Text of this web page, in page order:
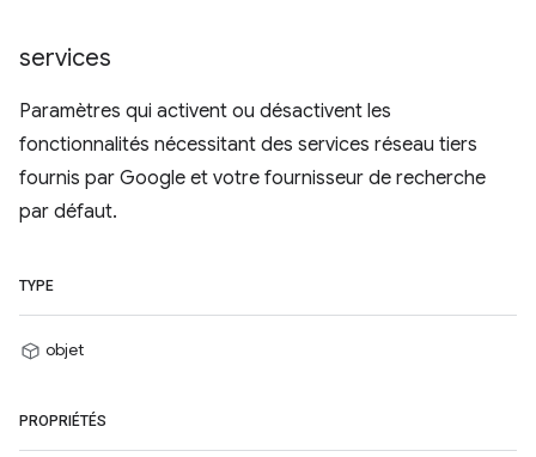
services
Paramètres qui activent ou désactivent les
fonctionnalités nécessitant des services réseau tiers
fournis par Google et votre fournisseur de recherche
par défaut.
TYPE
objet
PROPRIÉTÉS